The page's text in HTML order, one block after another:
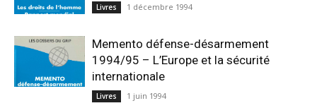
Livres 1 décembre 1994
Memento défense-désarmement
1994/95 – L’Europe et la sécurité
internationale
Livres 1 juin 1994